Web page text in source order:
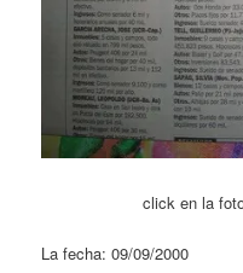
click en la
La fecha: 09/09/2000